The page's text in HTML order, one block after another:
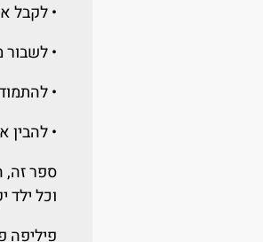
• לקבל
• לשבור
•
• להבין
ספר זה,
וכל ילד
פיליפה